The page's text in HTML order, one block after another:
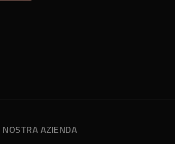
NOSTRA AZIENDA